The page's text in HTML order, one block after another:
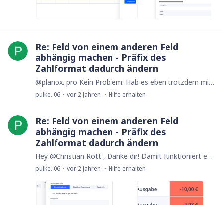
Re: Feld von einem anderen Feld
abhängig machen - Präfix des
Zahlformat dadurch ändern
@planox. pro Kein Problem. Hab es eben trotzdem mit deinem jetzigen Code getestet. Funktioniert einwandfrei. Merci.
pulke. 06 vor 2 Jahren Hilfe erhalten
Re: Feld von einem anderen Feld
abhängig machen - Präfix des
Zahlformat dadurch ändern
Hey @Christian Rott , Danke dir! Damit funktioniert es sofort. Perfekt. Viele Dank dafür. Auch @planox. pro 🙌. Ich wähle die Art aus, also z. B. "Ausgabe",…
pulke. 06 vor 2 Jahren Hilfe erhalten